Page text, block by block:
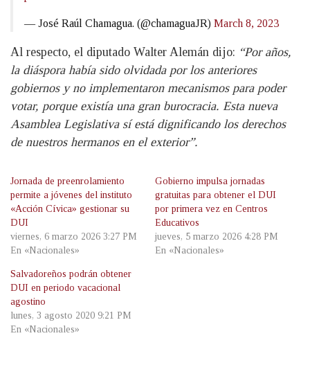
— José Raúl Chamagua. (@chamaguaJR) March 8, 2023
Al respecto, el diputado Walter Alemán dijo: “Por años,
la diáspora había sido olvidada por los anteriores
gobiernos y no implementaron mecanismos para poder
votar, porque existía una gran burocracia. Esta nueva
Asamblea Legislativa sí está dignificando los derechos
de nuestros hermanos en el exterior”.
Jornada de preenrolamiento
permite a jóvenes del instituto
«Acción Cívica» gestionar su
DUI
viernes, 6 marzo 2026 3:27 PM
En «Nacionales»
Gobierno impulsa jornadas
gratuitas para obtener el DUI
por primera vez en Centros
Educativos
jueves, 5 marzo 2026 4:28 PM
En «Nacionales»
Salvadoreños podrán obtener
DUI en periodo vacacional
agostino
lunes, 3 agosto 2020 9:21 PM
En «Nacionales»